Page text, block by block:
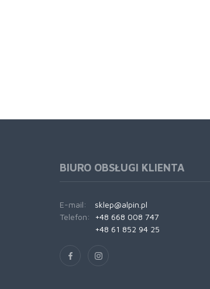
BIURO OBSŁUGI KLIENTA
E-mail:
sklep@alpin.pl
Telefon:
+48 668 008 747
+48 61 852 94 25